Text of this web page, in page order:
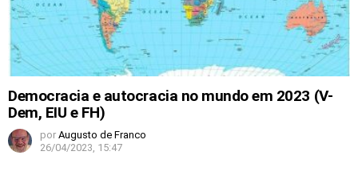
Democracia e autocracia no mundo em 2023 (V-
Dem, EIU e FH)
por Augusto de Franco
26/04/2023, 15:47